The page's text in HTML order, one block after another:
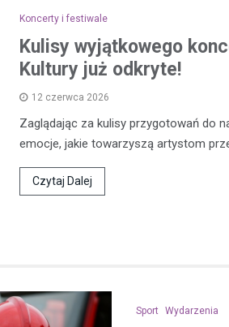
Koncerty i festiwale
Kulisy wyjątkowego
Kultury już odkryte!
12 czerwca 2026
Zaglądając za kulisy przygotowań do
emocje, jakie towarzyszą artystom
Czytaj Dalej
Sport Wydarzenia